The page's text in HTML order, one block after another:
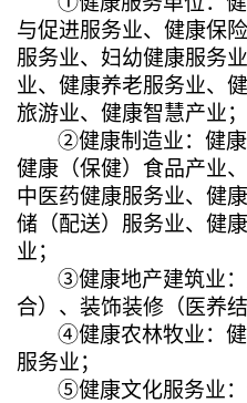
与促进服务业、健康保
服务业、妇幼健康服务
业、健康养老服务业、
旅游业、健康智慧产业；
②健康制造业：健康
健康（保健）食品产业
中医药健康服务业、健
储（配送）服务业、健
业；
③健康地产建筑业
合）、装饰装修（医养
④健康农林牧业：
服务业；
⑤健康文化服务业